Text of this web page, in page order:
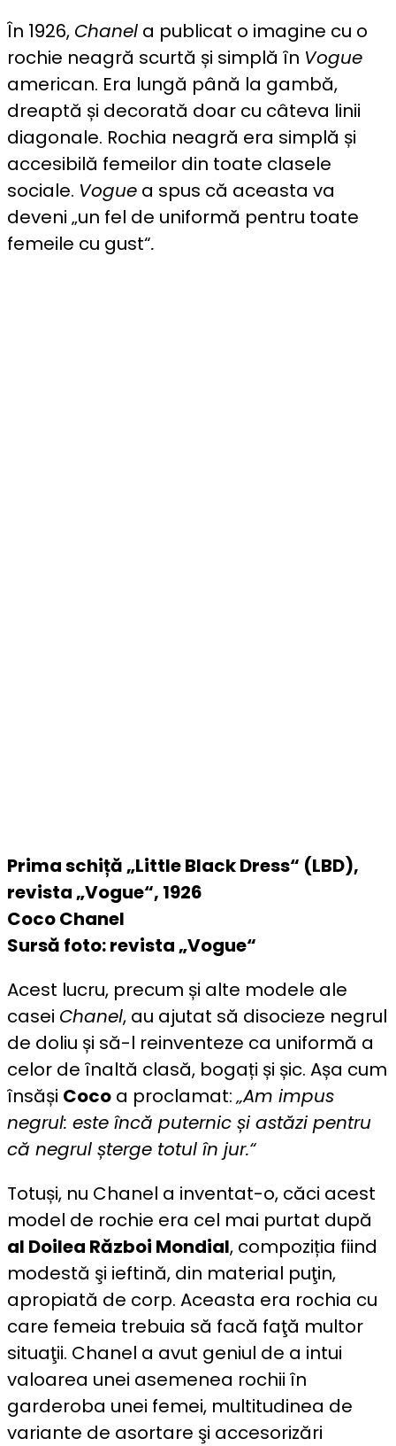
În 1926, Chanel a publicat o imagine cu o
rochie neagră scurtă și simplă în Vogue
american. Era lungă până la gambă,
dreaptă și decorată doar cu câteva linii
diagonale. Rochia neagră era simplă și
accesibilă femeilor din toate clasele
sociale. Vogue a spus că aceasta va
deveni „un fel de uniformă pentru toate
femeile cu gust“.
Prima schiță „Little Black Dress“ (LBD),
revista „Vogue“, 1926
Coco Chanel
Sursă foto: revista „Vogue“
Acest lucru, precum și alte modele ale
casei Chanel, au ajutat să disocieze negrul
de doliu și să-l reinventeze ca uniformă a
celor de înaltă clasă, bogați și șic. Așa cum
însăși Coco a proclamat:„Am impus
negrul: este încă puternic și astăzi pentru
că negrul șterge totul în jur.“
Totuși, nu Chanel a inventat-o, căci acest
model de rochie era cel mai purtat după
al Doilea Război Mondial, compoziția fiind
modestă şi ieftină, din material puţin,
apropiată de corp. Aceasta era rochia cu
care femeia trebuia să facă faţă multor
situaţii. Chanel a avut geniul de a intui
valoarea unei asemenea rochii în
garderoba unei femei, multitudinea de
variante de asortare şi accesorizări